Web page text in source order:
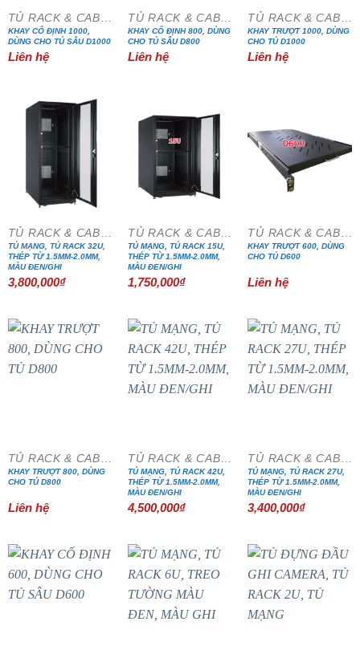
KHAY CỐ ĐỊNH 1000,
DÙNG CHO TỦ SÂU D1000
Liên hệ
KHAY CỐ ĐỊNH 800, DÙNG
CHO TỦ SÂU D800
Liên hệ
KHAY TRƯỢT 1000, DÙNG
CHO TỦ D1000
Liên hệ
TỦ MẠNG, TỦ RACK 32U,
THÉP TỪ 1.5MM-2.0MM,
MÀU ĐEN/GHI
3,800,000₫
TỦ MẠNG, TỦ RACK 15U,
THÉP TỪ 1.5MM-2.0MM,
MÀU ĐEN/GHI
1,750,000₫
KHAY TRƯỢT 600, DÙNG
CHO TỦ D600
Liên hệ
KHAY TRƯỢT 800, DÙNG
CHO TỦ D800
Liên hệ
TỦ MẠNG, TỦ RACK 42U,
THÉP TỪ 1.5MM-2.0MM,
MÀU ĐEN/GHI
4,500,000₫
TỦ MẠNG, TỦ RACK 27U,
THÉP TỪ 1.5MM-2.0MM,
MÀU ĐEN/GHI
3,400,000₫